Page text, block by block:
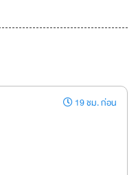
19 ชม. ก่อน